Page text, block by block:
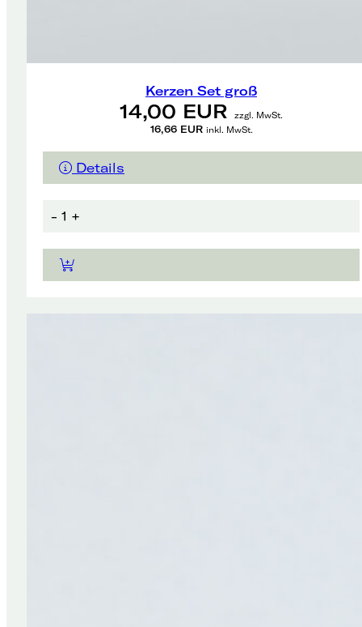
Kerzen Set groß
14,00 EUR zzgl. MwSt.
16,66 EUR inkl. MwSt.
Details
- 1 +